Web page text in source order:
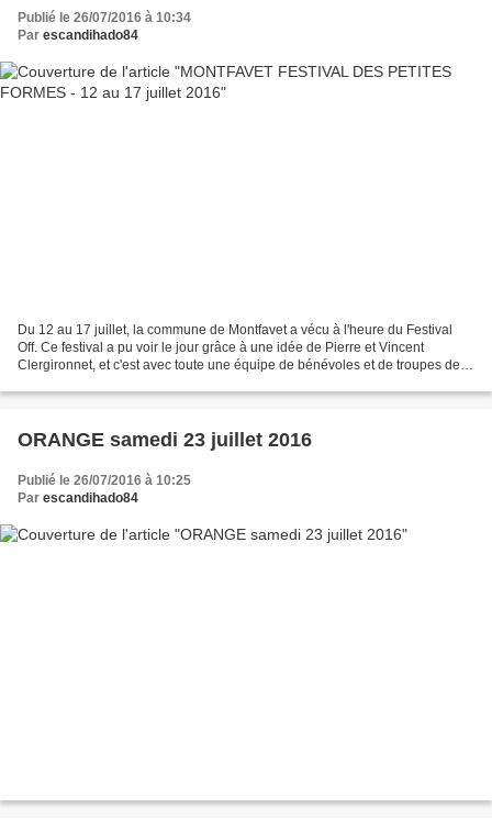
Publié le 26/07/2016 à 10:34
Par escandihado84
Du 12 au 17 juillet, la commune de Montfavet a vécu à l'heure du Festival
Off. Ce festival a pu voir le jour grâce à une idée de Pierre et Vincent
Clergironnet, et c'est avec toute une équipe de bénévoles et de troupes de
ORANGE samedi 23 juillet 2016
Publié le 26/07/2016 à 10:25
Par escandihado84